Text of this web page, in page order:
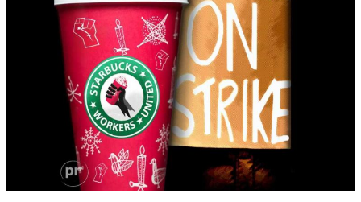
d
i
a
o
g
o
f
r
a
a
d
o
s
U
n
i
d
o
s